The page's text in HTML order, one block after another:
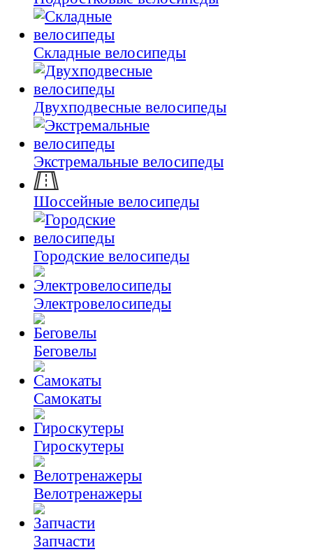
Складные велосипеды
Двухподвесные велосипеды
Экстремальные велосипеды
Шоссейные велосипеды
Городские велосипеды
Электровелосипеды
Беговелы
Самокаты
Гироскутеры
Велотренажеры
Запчасти